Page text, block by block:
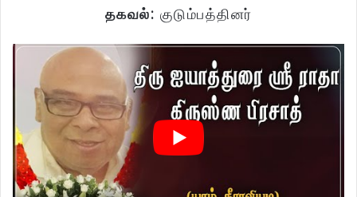
தகவல்: குடும்பத்தினர்